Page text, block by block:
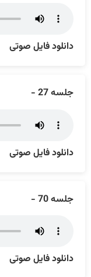
دانلود فایل صوتی
جلسه 27 -
دانلود فایل صوتی
جلسه 70 -
دانلود فایل صوتی